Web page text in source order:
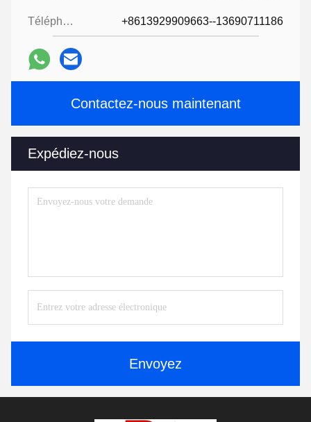
Téléphone: +8613929909663--13690711186
Contactez-nous maintenant
Expédiez-nous
Envoyez